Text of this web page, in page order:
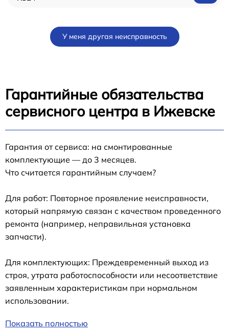
У меня другая неисправность
Гарантийные обязательства
сервисного центра в Ижевске
Гарантия от сервиса: на смонтированные
комплектующие — до 3 месяцев.
Что считается гарантийным случаем?
Для работ: Повторное проявление неисправности,
который напрямую связан с качеством проведенного
ремонта (например, неправильная установка
запчасти).
Для комплектующих: Преждевременный выход из
строя, утрата работоспособности или несоответствие
заявленным характеристикам при нормальном
использовании.
Показать полностью